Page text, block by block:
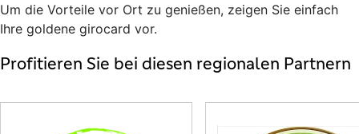
Um die Vorteile vor Ort zu genießen, zeigen Sie einfach
Ihre goldene girocard vor.